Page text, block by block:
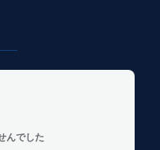
んでした